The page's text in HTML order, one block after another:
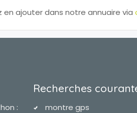
en ajouter dans notre annuaire via
:
Recherches
montre gps